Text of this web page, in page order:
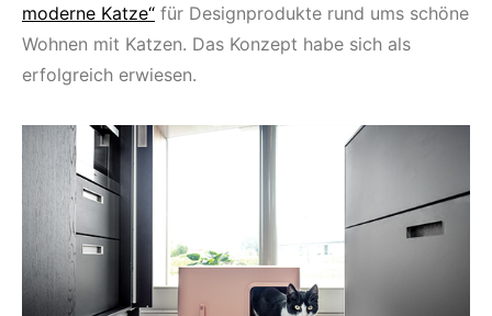
moderne Katze“ für Designprodukte rund ums schöne
Wohnen mit Katzen. Das Konzept habe sich als
erfolgreich erwiesen.